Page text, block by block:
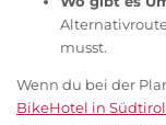
musst.
Wenn du bei der
BikeHotel in Südtirol